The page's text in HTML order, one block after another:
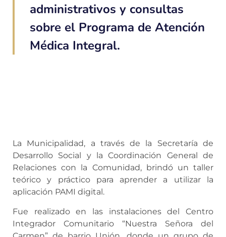
administrativos y consultas
sobre el Programa de Atención
Médica Integral.
La Municipalidad, a través de la Secretaría de
Desarrollo Social y la Coordinación General de
Relaciones con la Comunidad, brindó un taller
teórico y práctico para aprender a utilizar la
aplicación PAMI digital.
Fue realizado en las instalaciones del Centro
Integrador Comunitario “Nuestra Señora del